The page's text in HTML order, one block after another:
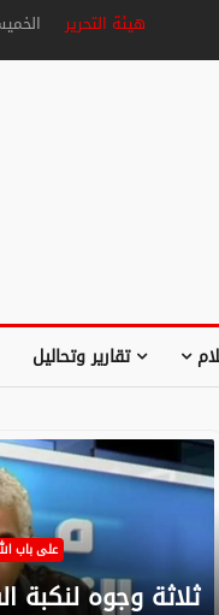
هيئة التحريرالخميس 06 غشت 2026
تقارير وتحاليل
على باب
ثلاثة وجوه لنكبة